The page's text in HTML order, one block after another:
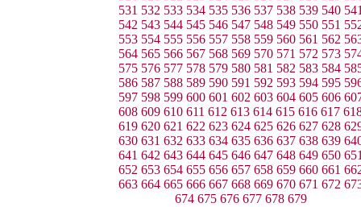
531 532 533 534 535 536 537 538 539 540
542 543 544 545 546 547 548 549 550 551
553 554 555 556 557 558 559 560 561 562
564 565 566 567 568 569 570 571 572 573
575 576 577 578 579 580 581 582 583 584
586 587 588 589 590 591 592 593 594 595
597 598 599 600 601 602 603 604 605 606
608 609 610 611 612 613 614 615 616 617
619 620 621 622 623 624 625 626 627 628
630 631 632 633 634 635 636 637 638 639
641 642 643 644 645 646 647 648 649 650
652 653 654 655 656 657 658 659 660 661
663 664 665 666 667 668 669 670 671 672
674 675 676 677 678 679